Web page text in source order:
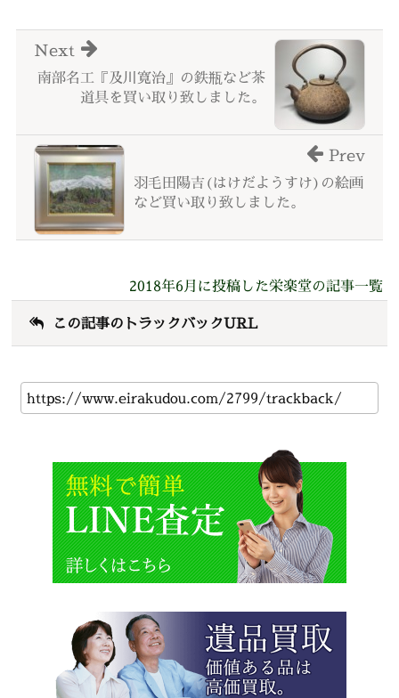
南部名工『及川寛治』の鉄瓶など茶
道具を買い取り致しました。
Next
羽毛田陽吉(はけだようすけ)の絵画
など買い取り致しました。
Prev
2018年6月に投稿した栄楽堂の記事一覧
この記事のトラックバックURL